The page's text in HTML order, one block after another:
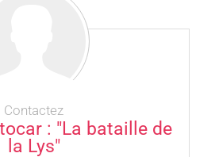
Contactez
: "La bataille de
la Lys"